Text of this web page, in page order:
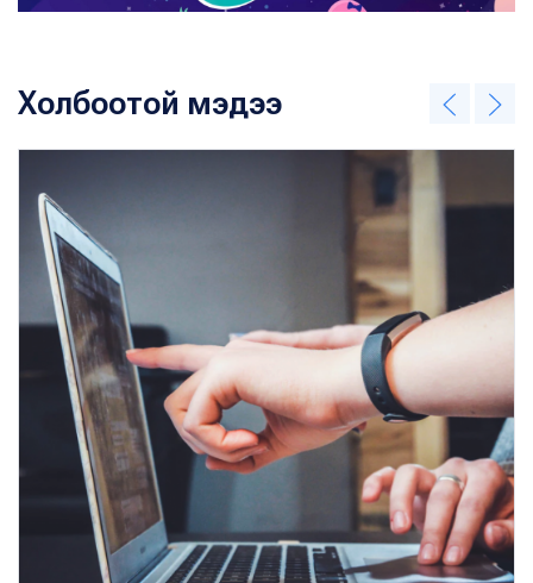
Холбоотой мэдээ